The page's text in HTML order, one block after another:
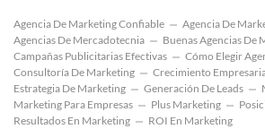
Agencia De Marketing Confiable Agencia De
Agencias De Mercadotecnia
Buenas Agencias De
Campañas Publicitarias Efectivas
Cómo Elegir
Consultoría De Marketing
Crecimiento
Estrategia De Marketing
Generación De Leads
Marketing Para Empresas
Plus Marketing
Resultados En Marketing
ROI En Marketing